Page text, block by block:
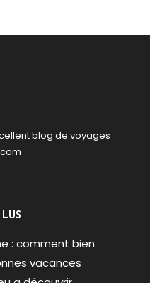
blog de voyages
: comment bien
vacances